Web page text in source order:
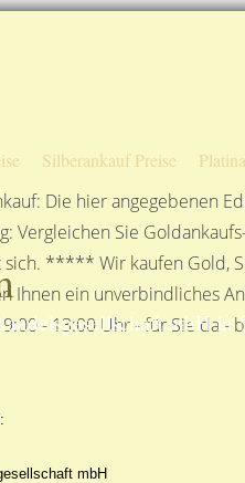
Silberankauf Preise
Die hier angegebenen
Sie
***** Wir kaufen Gold,
Ihnen ein unverbindliches
9:00 - 13:00 Uhr - für Sie
mbH in
mbH